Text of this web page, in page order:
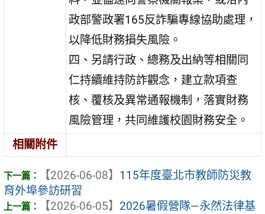
政部警政署165反詐騙專線協助處理，
以降低財務損失風險。
四、另請行政、總務及出納等相關同
仁持續維持防詐觀念，建立款項查
核、覆核及異常通報機制，落實財務
風險管理，共同維護校園財務安全。
相關附件
【2026-06-08】 115年度臺北市教師防災教
育外埠參訪研習
【2026-06-05】 2026暑假營隊—永然法律基